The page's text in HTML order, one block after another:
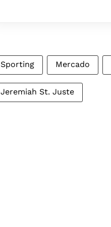
Sporting Mercado
Jeremiah St. Juste